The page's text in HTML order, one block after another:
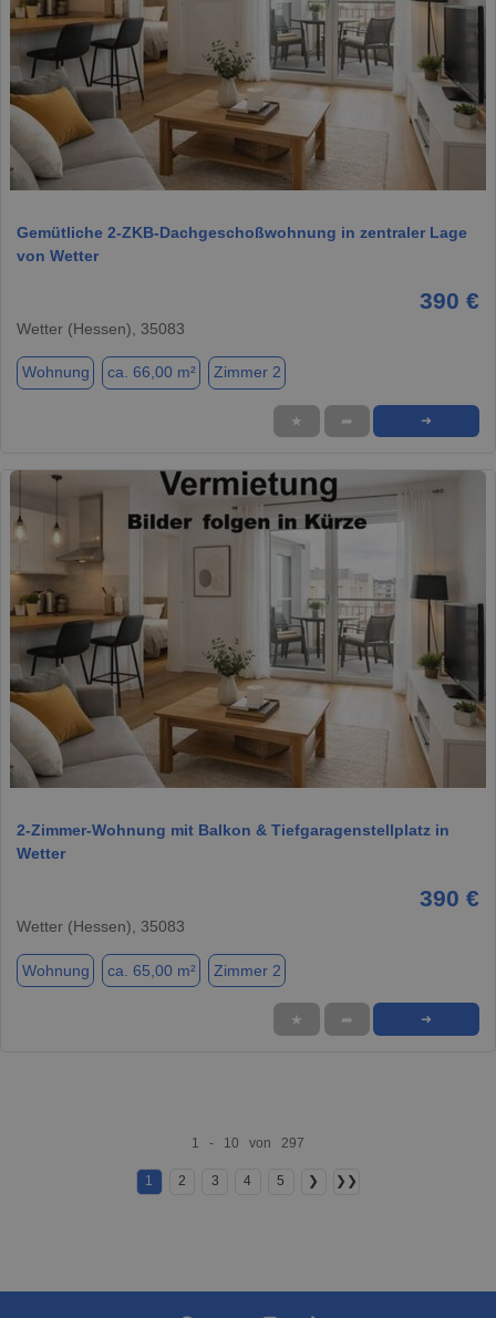
Gemütliche 2-ZKB-Dachgeschoßwohnung in zentraler Lage
von Wetter
390 €
Wetter (Hessen), 35083
Wohnung ca. 66,00 m² Zimmer 2
★ ➦ ➜
1 / 14
2-Zimmer-Wohnung mit Balkon & Tiefgaragenstellplatz in
Wetter
390 €
Wetter (Hessen), 35083
Wohnung ca. 65,00 m² Zimmer 2
★ ➦ ➜
1 - 10 von 297
1 2 3 4 5 ❯ ❯❯